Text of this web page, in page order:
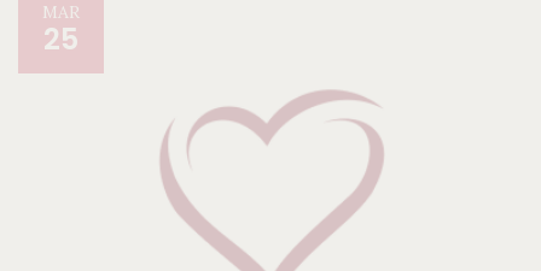
MAR
25